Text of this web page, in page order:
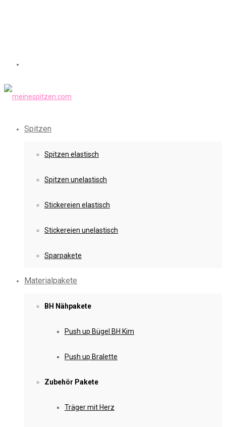
Spitzen
Spitzen elastisch
Spitzen unelastisch
Stickereien elastisch
Stickereien unelastisch
Sparpakete
Materialpakete
BH Nähpakete
Push up Bügel BH Kim
Push up Bralette
Zubehör Pakete
Träger mit Herz